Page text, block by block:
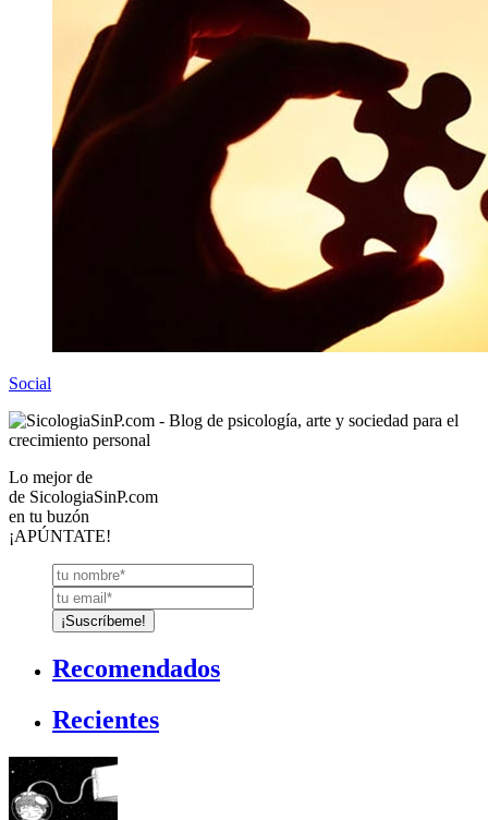
Social
Lo mejor de
de SicologiaSinP.com
en tu buzón
¡APÚNTATE!
Recomendados
Recientes